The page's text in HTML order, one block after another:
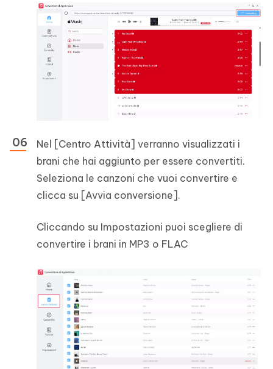
Nel [Centro Attività] verranno visualizzati i
brani che hai aggiunto per essere convertiti.
Seleziona le canzoni che vuoi convertire e
clicca su [Avvia conversione].
Cliccando su Impostazioni puoi scegliere di
convertire i brani in MP3 o FLAC